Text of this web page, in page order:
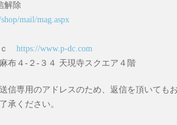
解除
mail/mag.aspx
ｃ https://www.p-dc.com
布４-２-３４ 天現寺スクエア４階
信専用のアドレスのため、返信を頂いても
承ください。